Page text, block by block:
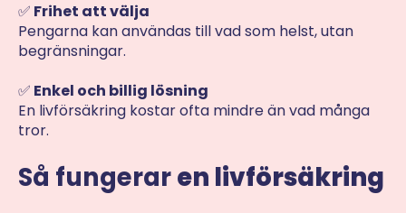
✅ Frihet att välja
Pengarna kan användas till vad som helst, utan
begränsningar.
✅ Enkel och billig lösning
En livförsäkring kostar ofta mindre än vad många
tror.
Så fungeraren livförsäkring